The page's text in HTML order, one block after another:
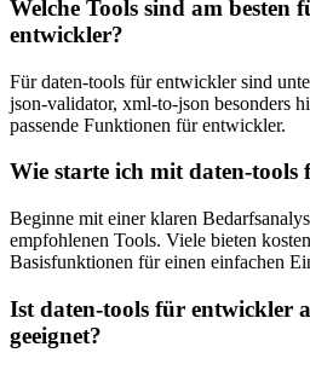
Welche Tools sind am besten
entwickler?
Für daten-tools für entwickler sind
json-validator, xml-to-json besonders
passende Funktionen für entwickler.
Wie starte ich mit daten-tools
Beginne mit einer klaren
empfohlenen Tools. Viele bieten
Basisfunktionen für einen einfachen
Ist daten-tools für entwickler
geeignet?